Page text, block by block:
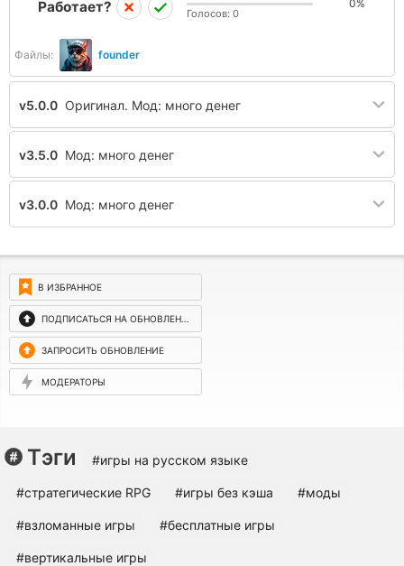
Файлы: founder
Работает? 0%
Голосов: 0
v5.0.0 Оригинал. Мод: много денег
v3.5.0 Мод: много денег
v3.0.0 Мод: много денег
В ИЗБРАННОЕ
ПОДПИСАТЬСЯ НА ОБНОВЛЕНИЯ
ЗАПРОСИТЬ ОБНОВЛЕНИЕ
МОДЕРАТОРЫ
Тэги #игры на русском языке
#cтратегические RPG #игры без кэша #моды
#взломанные игры #бесплатные игры
#вертикальные игры